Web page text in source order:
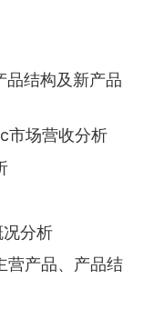
结构及新产品
市场营收分析
分析
营产品、产品结